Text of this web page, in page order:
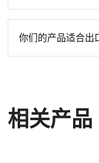
你们的产品适合出
相关产品